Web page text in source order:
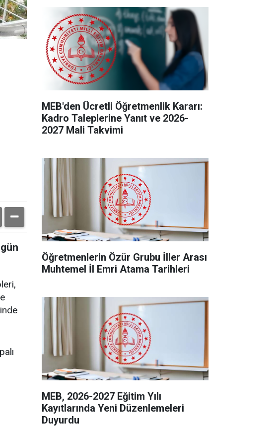
MEB'den Ücretli Öğretmenlik Kararı:
Kadro Taleplerine Yanıt ve 2026-
2027 Mali Takvimi
Öğretmenlerin Özür Grubu İller Arası
Muhtemel İl Emri Atama Tarihleri
MEB, 2026-2027 Eğitim Yılı
Kayıtlarında Yeni Düzenlemeleri
Duyurdu